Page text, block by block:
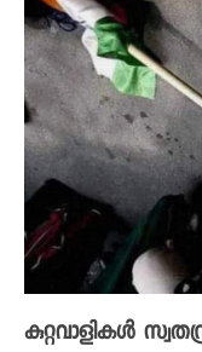
കുറ്റവാളികൾ